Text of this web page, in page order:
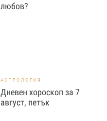
любов?
АСТРОЛОГИЯ
Дневен хороскоп за 7
август, петък